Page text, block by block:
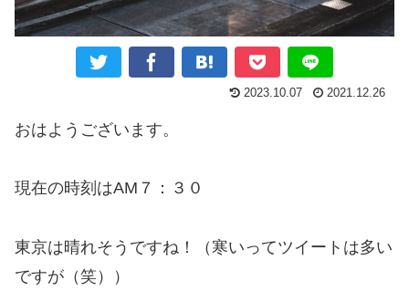
2023.10.07 2021.12.26
おはようございます。
現在の時刻はAM７：３０
東京は晴れそうですね！（寒いってツイートは多い
ですが（笑））